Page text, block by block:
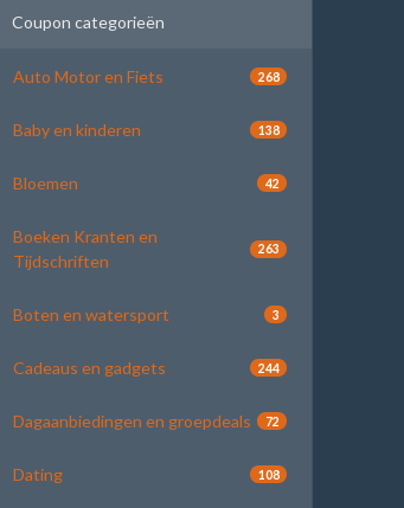
Coupon categorieën
Auto Motor en Fiets 268
Baby en kinderen 138
Bloemen 42
Boeken Kranten en
Tijdschriften
263
Boten en watersport 3
Cadeaus en gadgets 244
Dagaanbiedingen en groepdeals 72
Dating 108